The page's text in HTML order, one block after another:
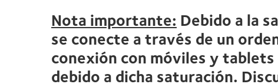
Nota importante: Debido a la
se conecte a través de un
conexión con móviles y
debido a dicha saturación.